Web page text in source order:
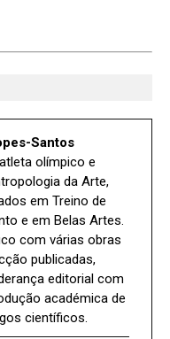
Santos
olímpico e
da Arte,
em Treino de
e em Belas Artes.
com várias obras
publicadas,
editorial com
académica de
científicos.